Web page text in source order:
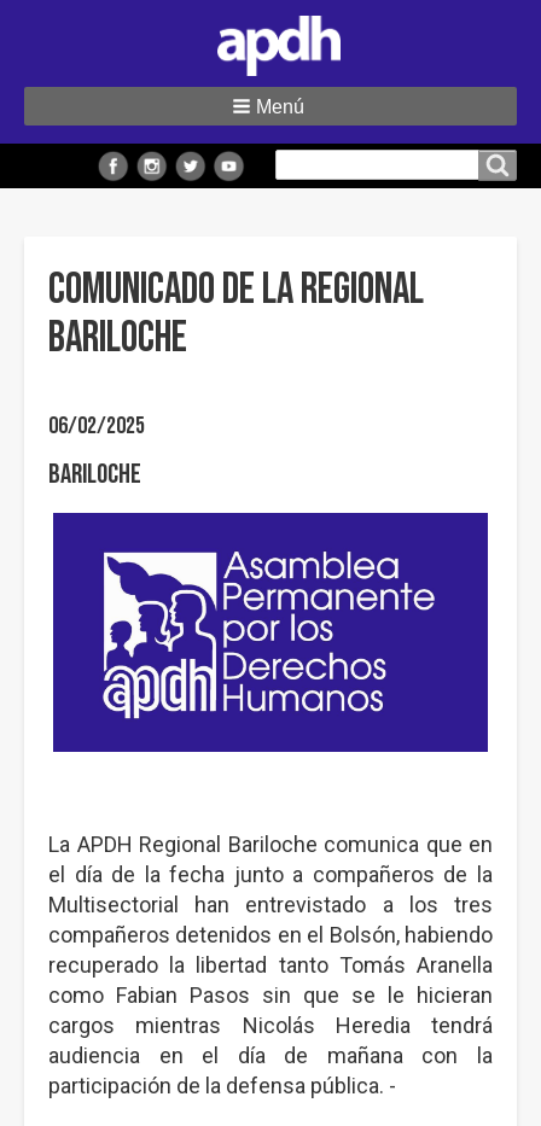
sitio
Menú
Comunicado de la Regional
Bariloche
06/02/2025
Bariloche
La APDH Regional Bariloche comunica que en
el día de la fecha junto a compañeros de la
Multisectorial han entrevistado a los tres
compañeros detenidos en el Bolsón, habiendo
recuperado la libertad tanto Tomás Aranella
como Fabian Pasos sin que se le hicieran
cargos mientras Nicolás Heredia tendrá
audiencia en el día de mañana con la
participación de la defensa pública. -